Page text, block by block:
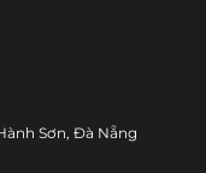
Sơn, Đà Nẵng